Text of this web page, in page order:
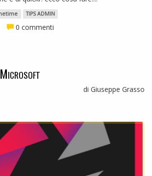
TIPS ADMIN
0 commenti
di Giuseppe Grasso